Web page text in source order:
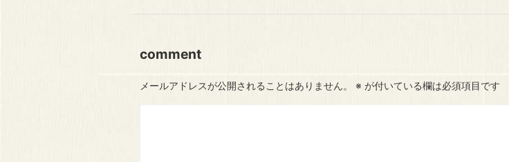
comment
メールアドレスが公開されることはありません。 ※ が付いている欄は必須項目です